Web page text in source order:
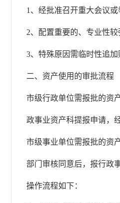
1、经批准召开重大会议
2、配置重要的、专业性
3、特殊原因需临时性追
二、资产使用的审批流程
市级行政单位需报批的资
政事业资产科提报申请，
市级事业单位需报批的资
部门审核同意后，报行政
操作流程如下：